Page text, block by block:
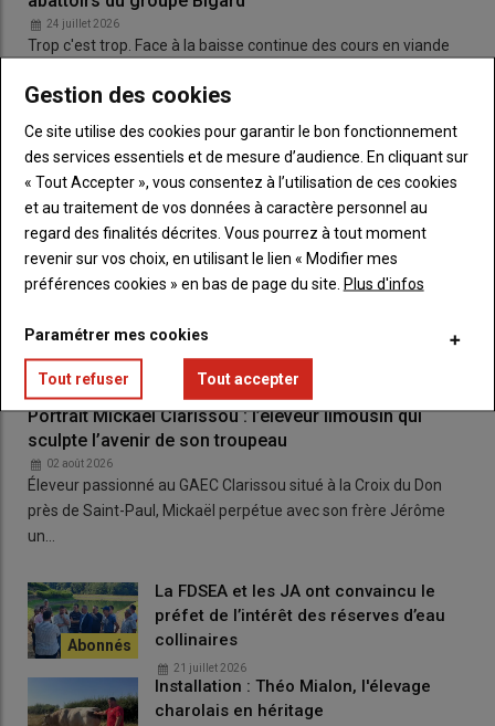
24 juillet 2026
Trop c'est trop. Face à la baisse continue des cours en viande
Portrait Mickaël Clarissou : l’éleveur limousin qui
sculpte l’avenir de son troupeau
02 août 2026
Éleveur passionné au GAEC Clarissou situé à la Croix du Don
près de Saint-Paul, Mickaël perpétue avec son frère Jérôme
un…
La FDSEA et les JA ont convaincu le
préfet de l’intérêt des réserves d’eau
collinaires
21 juillet 2026
Installation : Théo Mialon, l'élevage
charolais en héritage
Gestion des cookies
Ce site utilise des cookies pour garantir le bon fonctionnement
des services essentiels et de mesure d’audience. En cliquant sur
« Tout Accepter », vous consentez à l’utilisation de ces cookies
et au traitement de vos données à caractère personnel au
regard des finalités décrites. Vous pourrez à tout moment
revenir sur vos choix, en utilisant le lien « Modifier mes
préférences cookies » en bas de page du site. Plus d'infos
Paramétrer mes cookies
Tout refuser Tout accepter